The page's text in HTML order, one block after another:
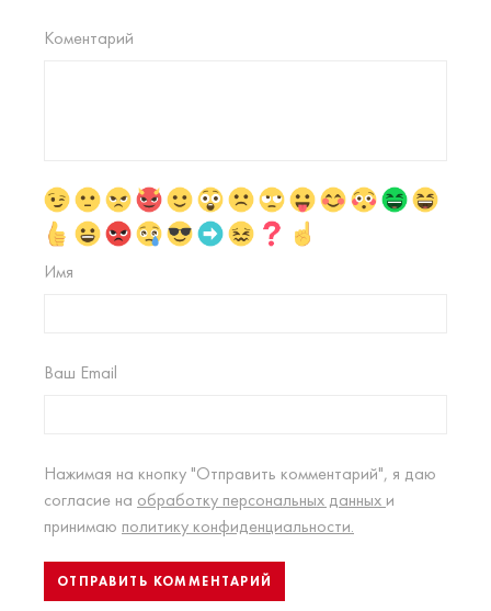
Коментарий
Имя
Ваш Email
Нажимая на кнопку "Отправить комментарий", я даю
согласие на обработку персональных данных и
принимаю политику конфиденциальности.